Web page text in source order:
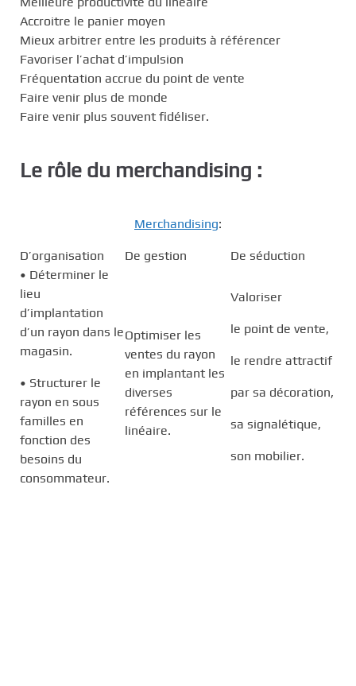
Accroitre le panier moyen
Mieux arbitrer entre les produits à référencer
Favoriser l’achat d’impulsion
Fréquentation accrue du point de vente
Faire venir plus de monde
Faire venir plus souvent fidéliser.
Le rôle du merchandising :
Merchandising:
D’organisation De gestion
De séduction
• Déterminer le
lieu
d’implantation
d’un rayon dans le
magasin.
• Structurer le
rayon en sous
familles en
fonction des
besoins du
consommateur.
Optimiser les
ventes du rayon
en implantant les
diverses
références sur le
linéaire.
Valoriser
le point de vente,
le rendre attractif
par sa décoration,
sa signalétique,
son mobilier.